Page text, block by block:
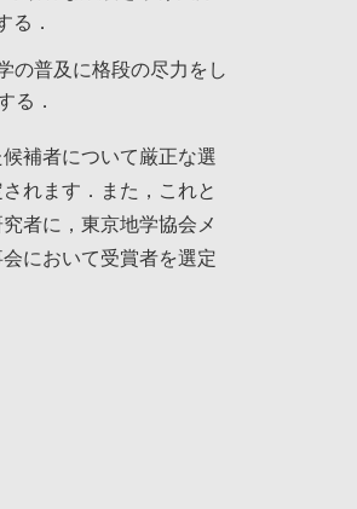
る．
の普及に格段の尽力をし
る．
補者について厳正な選
れます．また，これと
者に，東京地学協会メ
において受賞者を選定